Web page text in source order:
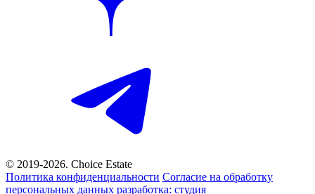
© 2019-2026. Choice Estate
Политика конфиденциальности Согласие на обработку
персональных данных разработка: студия